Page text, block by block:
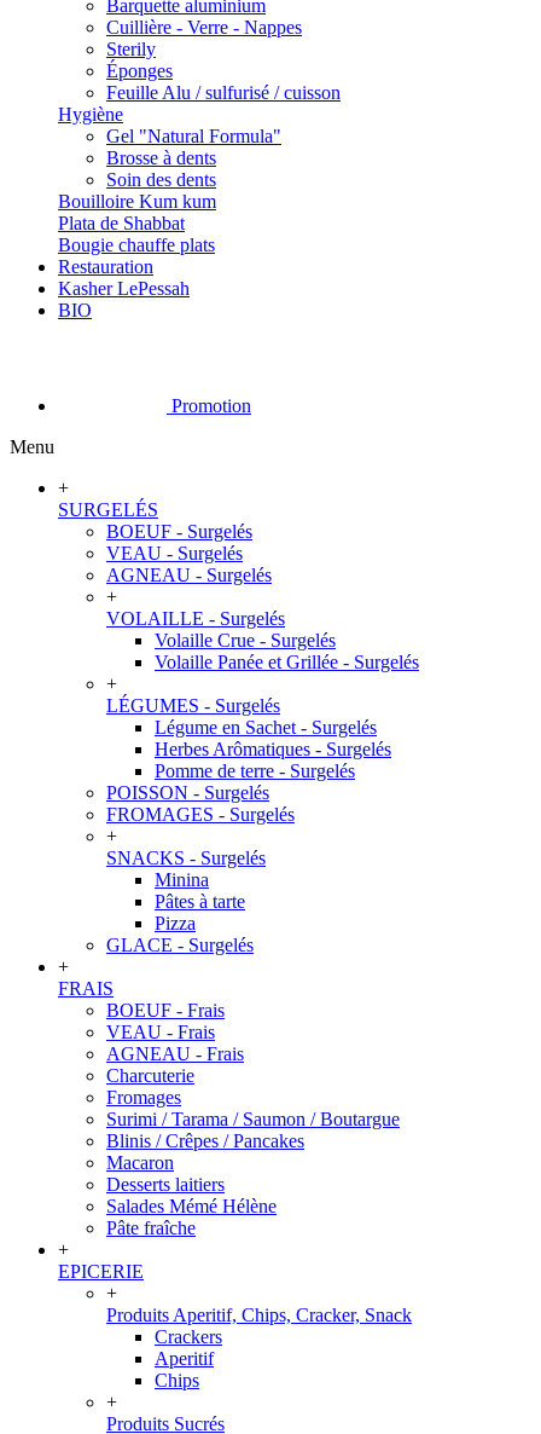
Barquette aluminium
Cuillière - Verre - Nappes
Sterily
Éponges
Feuille Alu / sulfurisé / cuisson
Hygiène
Gel "Natural Formula"
Brosse à dents
Soin des dents
Bouilloire Kum kum
Plata de Shabbat
Bougie chauffe plats
Restauration
Kasher LePessah
BIO
Promotion
Menu
+
SURGELÉS
BOEUF - Surgelés
VEAU - Surgelés
AGNEAU - Surgelés
+
VOLAILLE - Surgelés
Volaille Crue - Surgelés
Volaille Panée et Grillée - Surgelés
+
LÉGUMES - Surgelés
Légume en Sachet - Surgelés
Herbes Arômatiques - Surgelés
Pomme de terre - Surgelés
POISSON - Surgelés
FROMAGES - Surgelés
+
SNACKS - Surgelés
Minina
Pâtes à tarte
Pizza
GLACE - Surgelés
+
FRAIS
BOEUF - Frais
VEAU - Frais
AGNEAU - Frais
Charcuterie
Fromages
Surimi / Tarama / Saumon / Boutargue
Blinis / Crêpes / Pancakes
Macaron
Desserts laitiers
Salades Mémé Hélène
Pâte fraîche
+
EPICERIE
+
Produits Aperitif, Chips, Cracker, Snack
Crackers
Aperitif
Chips
+
Produits Sucrés